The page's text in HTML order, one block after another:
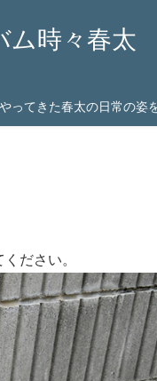
ム時々春太
てきた春太の日常の姿
ださい。